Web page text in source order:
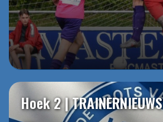
Hoek 2 | TRAINERNIEUWS